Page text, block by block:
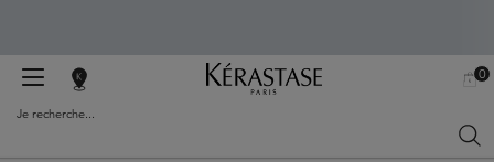
TROUVER
MON
0
0
Je recherche...